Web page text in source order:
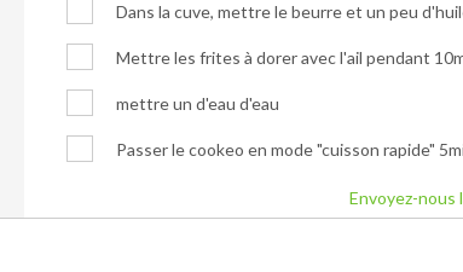
Dans la cuve, mettre le beurre et un peu
Mettre les frites à dorer avec l'ail pendant
mettre un d'eau d'eau
Passer le cookeo en mode "cuisson rapide"
Envoyez-